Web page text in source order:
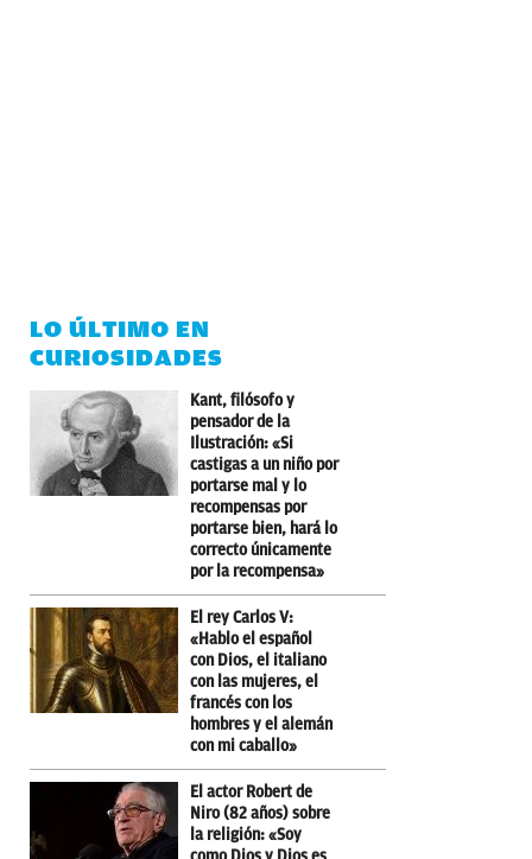
LO ÚLTIMO EN
CURIOSIDADES
Kant, filósofo y
pensador de la
Ilustración: «Si
castigas a un niño por
portarse mal y lo
recompensas por
portarse bien, hará lo
correcto únicamente
por la recompensa»
El rey Carlos V:
«Hablo el español
con Dios, el italiano
con las mujeres, el
francés con los
hombres y el alemán
con mi caballo»
El actor Robert de
Niro (82 años) sobre
la religión: «Soy